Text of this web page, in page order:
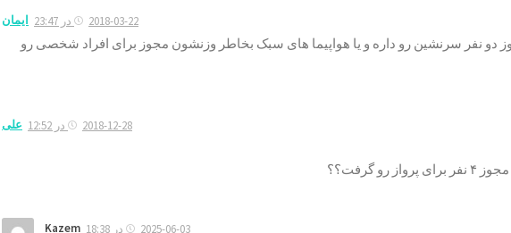
ایمان 2018-03-22 در 23:47
دو نفر سرنشین رو داره و یا هواپیما های سبک بخاطر وزنشون مجوز برای افراد شخصی رو
علی 2018-12-28 در 12:52
Kazem 2025-06-03 در 18:38